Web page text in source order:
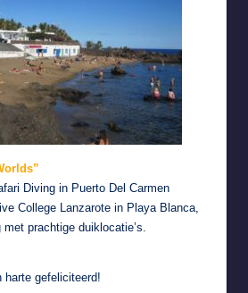
Diving in Puerto Del Carmen
College Lanzarote in Playa Blanca,
prachtige duiklocatie’s.
gefeliciteerd!